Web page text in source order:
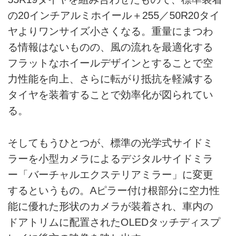
の20インチアルミホイール＋255／50R20タイ
ヤよりワンサイズ小さくなる。重量にまつわ
る情報はないものの、風の流れを最適化する
フラットなホイールデザインとすることで空
力性能を向上、さらに転がり抵抗を軽減する
タイヤを装着することで効率化が図られてい
る。
そしてもうひとつが、標準の光学式サイドミ
ラーを小型カメラによるデジタルサイドミラ
ー「バーチャルエクステリアミラー」に変更
するというもの。Aピラー付け根部分に空力性
能に優れた形状のカメラが装着され、車内の
ドアトリムに配置されたOLEDタッチディスプ